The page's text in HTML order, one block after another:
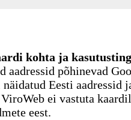
kohta ja
aadressid põhinevad
Eesti aadressid
ViroWeb ei vastuta
eest.